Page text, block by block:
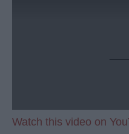
Watch this video on